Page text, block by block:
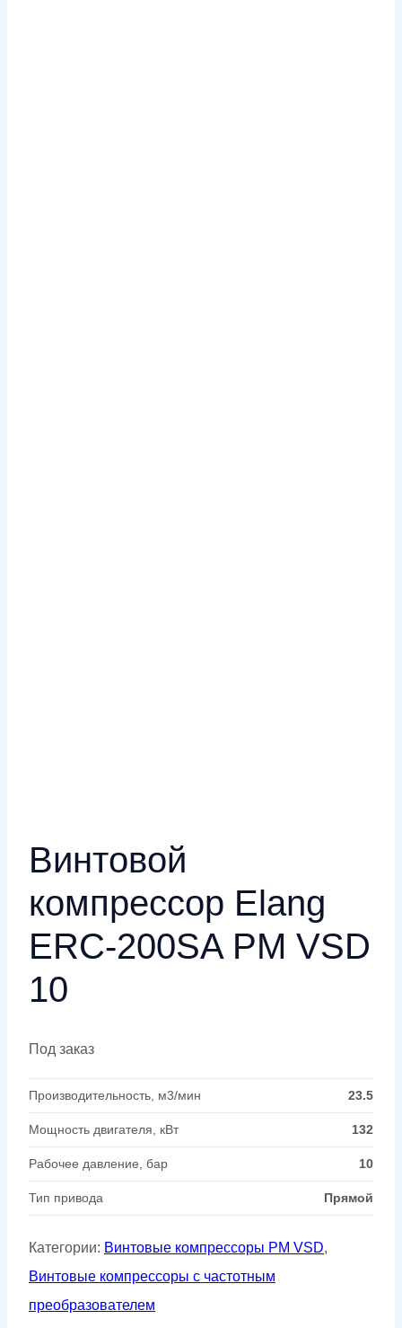
Винтовой
компрессор Elang
ERC-200SA PM VSD
10
Под заказ
Производительность, м3/мин 23.5
Мощность двигателя, кВт 132
Рабочее давление, бар 10
Тип привода Прямой
Категории: Винтовые компрессоры PM VSD,
Винтовые компрессоры с частотным
преобразователем